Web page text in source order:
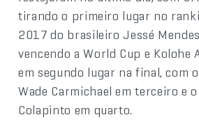
tirando o primeiro lugar no
2017 do brasileiro Jessé
vencendo a World Cup e Kolohe
em segundo lugar na final, com
Wade Carmichael em terceiro e
Colapinto em quarto.